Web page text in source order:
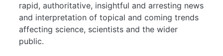
rapid, authoritative, insightful and arresting news
and interpretation of topical and coming trends
affecting science, scientists and the wider
public.